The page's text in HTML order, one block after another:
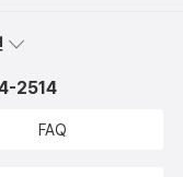
요즘 표현으로 ‘랜선 연
대강 이렇습니다. 교
. 자신은 제롬을 너무나
2514
FAQ